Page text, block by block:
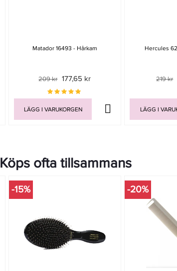
Matador 16493 - Hårkam
209 kr 177,65 kr
LÄGG I VARUKORGEN
Hercules
219 kr
LÄGG I
Köps ofta tillsammans
-15% -20%